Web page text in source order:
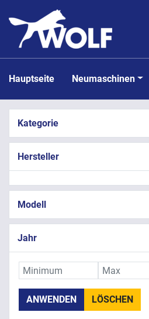
Hauptseite Neumaschinen
Kategorie
Hersteller
Modell
Jahr
ANWENDEN LÖSCHEN